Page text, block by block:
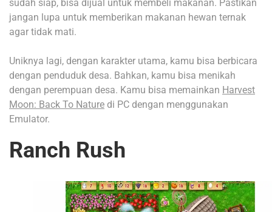
sudah siap, bisa dijual untuk membeli makanan. Pastikan
jangan lupa untuk memberikan makanan hewan ternak
agar tidak mati.
Uniknya lagi, dengan karakter utama, kamu bisa berbicara
dengan penduduk desa. Bahkan, kamu bisa menikah
dengan perempuan desa. Kamu bisa memainkan Harvest
Moon: Back To Nature di PC dengan menggunakan
Emulator.
Ranch Rush